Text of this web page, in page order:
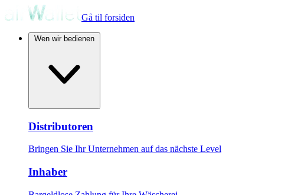
Gå til forsiden
Distributoren
Bringen Sie Ihr Unternehmen auf das nächste Level
Inhaber